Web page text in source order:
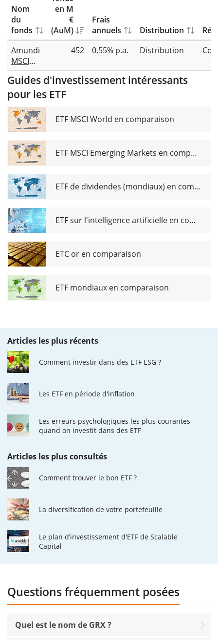
Nom
du
fonds
en M
€
(AuM)
Frais
annuels
Distribution
Amundi
MSCI
Greece
UCITS
ETF Dist
452 0,55% p.a. Distribution
Guides d'investissement intéressants
pour les ETF
ETF MSCI World en comparaison
ETF MSCI Emerging Markets en comparaison
ETF de dividendes (mondiaux) en comparaison
ETF sur l'intelligence artificielle en comparaison
ETC or en comparaison
ETF mondiaux en comparaison
Articles les plus récents
Comment investir dans des ETF ESG ?
Les ETF en période d'inflation
Les erreurs psychologiques les plus courantes
quand on investit dans des ETF
Articles les plus consultés
Comment trouver le bon ETF ?
La diversification de votre portefeuille
Le plan d’investissement d'ETF de Scalable
Capital
Questions fréquemment posées
Quel est le nom de GRX ?